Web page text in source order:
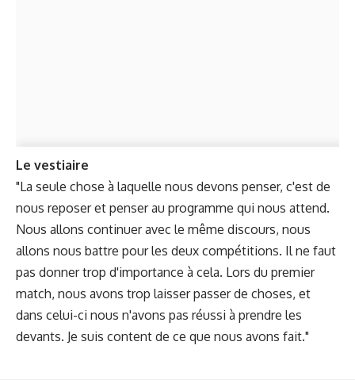
Le vestiaire
"La seule chose à laquelle nous devons penser, c'est de
nous reposer et penser au programme qui nous attend.
Nous allons continuer avec le même discours, nous
allons nous battre pour les deux compétitions. Il ne faut
pas donner trop d'importance à cela. Lors du premier
match, nous avons trop laisser passer de choses, et
dans celui-ci nous n'avons pas réussi à prendre les
devants. Je suis content de ce que nous avons fait."